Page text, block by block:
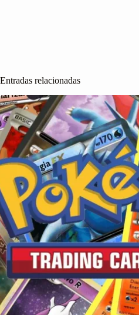
Entradas relacionadas